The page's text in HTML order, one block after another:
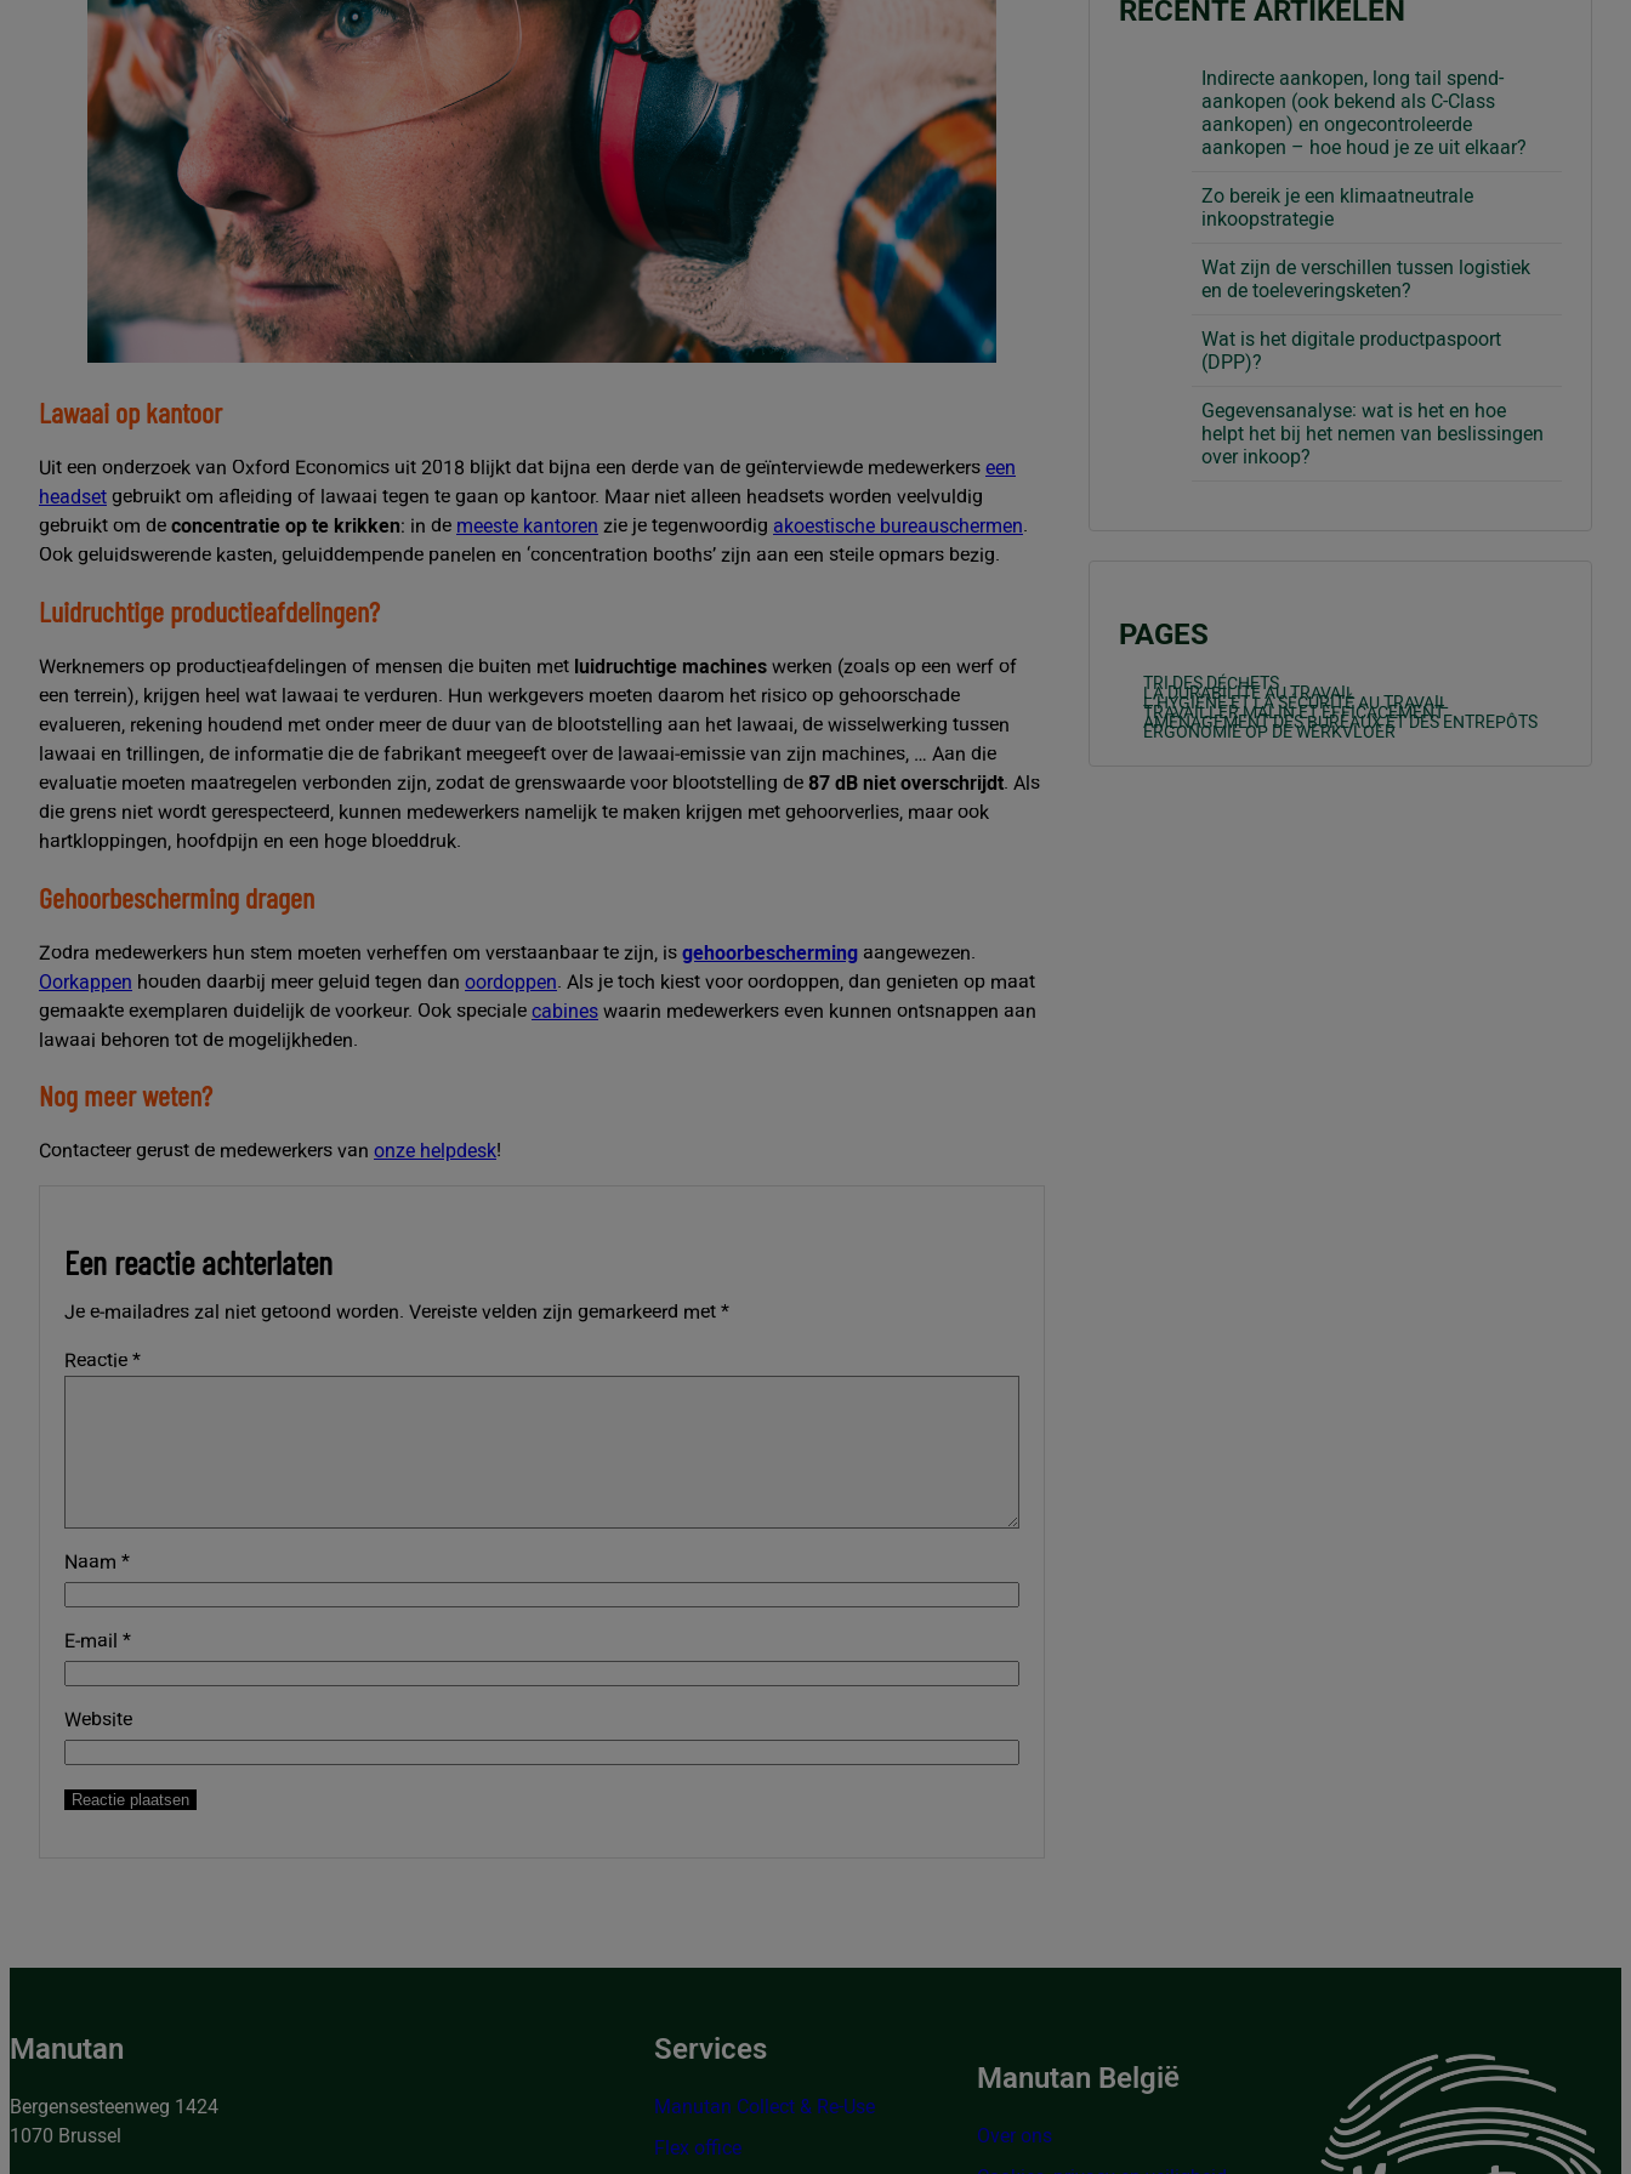
Lawaai op kantoor
Uit een onderzoek van Oxford Economics uit 2018 blijkt dat bijna een derde van de geïnterviewde medewerkers een
headset gebruikt om afleiding of lawaai tegen te gaan op kantoor. Maar niet alleen headsets worden veelvuldig
gebruikt om de concentratie op te krikken: in de meeste kantoren zie je tegenwoordig akoestische bureauschermen.
Ook geluidswerende kasten, geluiddempende panelen en ‘concentration booths’ zijn aan een steile opmars bezig.
Luidruchtige productieafdelingen?
Werknemers op productieafdelingen of mensen die buiten met luidruchtige machines werken (zoals op een werf of
een terrein), krijgen heel wat lawaai te verduren. Hun werkgevers moeten daarom het risico op gehoorschade
evalueren, rekening houdend met onder meer de duur van de blootstelling aan het lawaai, de wisselwerking tussen
lawaai en trillingen, de informatie die de fabrikant meegeeft over de lawaai-emissie van zijn machines, … Aan die
evaluatie moeten maatregelen verbonden zijn, zodat de grenswaarde voor blootstelling de 87 dB niet overschrijdt. Als
die grens niet wordt gerespecteerd, kunnen medewerkers namelijk te maken krijgen met gehoorverlies, maar ook
hartkloppingen, hoofdpijn en een hoge bloeddruk.
Gehoorbescherming dragen
Zodra medewerkers hun stem moeten verheffen om verstaanbaar te zijn, is gehoorbescherming aangewezen.
Oorkappen houden daarbij meer geluid tegen dan oordoppen. Als je toch kiest voor oordoppen, dan genieten op maat
gemaakte exemplaren duidelijk de voorkeur. Ook speciale cabines waarin medewerkers even kunnen ontsnappen aan
lawaai behoren tot de mogelijkheden.
Nog meer weten?
Contacteer gerust de medewerkers van onze helpdesk!
Een reactie achterlaten
Je e-mailadres zal niet getoond worden. Vereiste velden zijn gemarkeerd met *
Reactie *
Naam *
E-mail *
Website
RECENTE ARTIKELEN
Indirecte aankopen, long tail spend-
aankopen (ook bekend als C-Class
aankopen) en ongecontroleerde
aankopen – hoe houd je ze uit elkaar?
Zo bereik je een klimaatneutrale
inkoopstrategie
Wat zijn de verschillen tussen logistiek
en de toeleveringsketen?
Wat is het digitale productpaspoort
(DPP)?
Gegevensanalyse: wat is het en hoe
helpt het bij het nemen van beslissingen
over inkoop?
PAGES
TRI DES DÉCHETS
LA DURABILITE AU TRAVAIL
L’HYGIÈNE ET LA SÉCURITÉ AU TRAVAIL
TRAVAILLER MALIN ET EFFICACEMENT
AMÉNAGEMENT DES BUREAUX ET DES ENTREPÔTS
ERGONOMIE OP DE WERKVLOER
Manutan
Bergensesteenweg 1424
1070 Brussel
Services
Manutan Collect & Re-Use
Flex office
Manutan België
Over ons